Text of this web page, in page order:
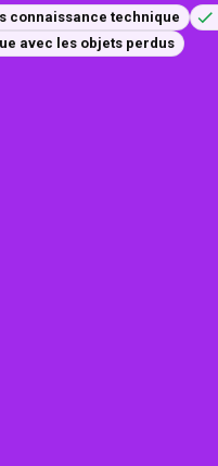
connaissance technique
avec les objets perdus